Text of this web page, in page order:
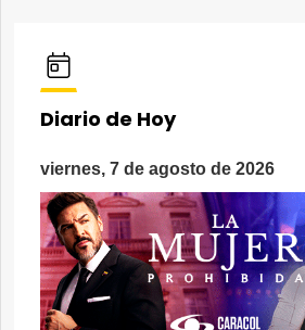
Diario de Hoy
viernes, 7 de agosto de 2026